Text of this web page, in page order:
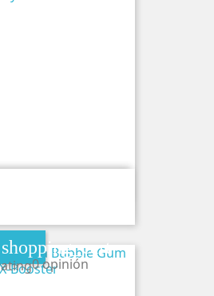
shopping_cart
0 opinión